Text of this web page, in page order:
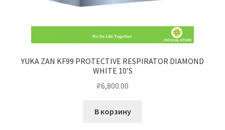
YUKA ZAN KF99 PROTECTIVE RESPIRATOR DIAMOND
WHITE 10’S
₽6,800.00
В корзину